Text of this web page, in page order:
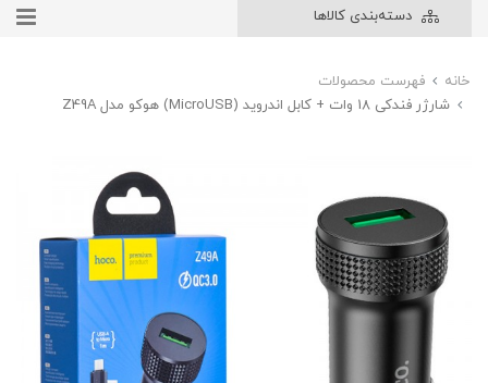
دسته‌بندی کالاها
خانه
فهرست محصولات
شارژر فندکی 18 وات + کابل اندروید (MicroUSB) هوکو مدل Z49A